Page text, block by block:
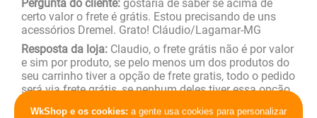
Pergunta do cliente: gostaria de saber se acima de
certo valor o frete é grátis. Estou precisando de uns
acessórios Dremel. Grato! Cláudio/Lagamar-MG
Resposta da loja: Claudio, o frete grátis não é por valor
e sim por produto, se pelo menos um dos produtos do
seu carrinho tiver a opção de frete gratis, todo o pedido
será via frete grátis, se nenhum deles tiver essa opção
WkShop e os cookies: a gente usa cookies para personalizar